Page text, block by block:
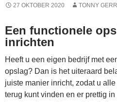
27 OKTOBER 2020 TONNY
Een functionele
inrichten
Heeft u een eigen bedrijf met
opslag? Dan is het uiteraard
juiste manier inricht, zodat u
terug kunt vinden en er prettig